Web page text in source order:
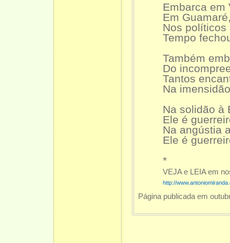
Embarca em
Em
Nos políticos
Tempo
Também
Do
Tantos
Na
Na solidão à
Ele é
Na angústia
Ele é
*
VEJA e LEIA em
http://
Página publicada em